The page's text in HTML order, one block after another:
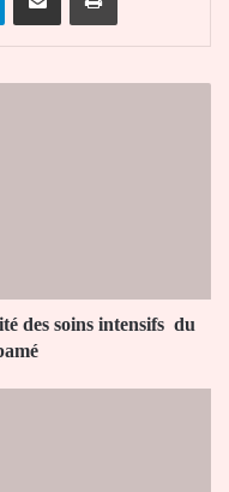
des soins intensifs du